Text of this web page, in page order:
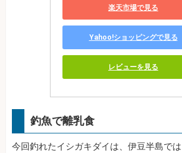
楽天市場で見る
Yahoo!ショッピングで見る
レビューを見る
釣魚で離乳食
今回釣れたイシガキダイは、伊豆半島で